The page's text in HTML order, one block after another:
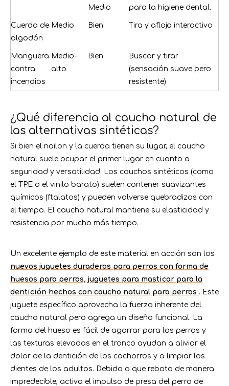
Medio
para la higiene dental.
Cuerda de
algodón
Medio Bien Tira y afloja interactivo
Manguera
contra
incendios
Medio-
alto
Bien
Buscar y tirar
(sensación suave pero
resistente)
¿Qué diferencia al caucho natural de
las alternativas sintéticas?
Si bien el nailon y la cuerda tienen su lugar, el caucho
natural suele ocupar el primer lugar en cuanto a
seguridad y versatilidad. Los cauchos sintéticos (como
el TPE o el vinilo barato) suelen contener suavizantes
químicos (ftalatos) y pueden volverse quebradizos con
el tiempo. El caucho natural mantiene su elasticidad y
resistencia por mucho más tiempo.
Un excelente ejemplo de este material en acción son los
nuevos juguetes duraderos para perros con forma de
huesos para perros, juguetes para masticar para la
dentición hechos con caucho natural para perros . Este
juguete específico aprovecha la fuerza inherente del
caucho natural pero agrega un diseño funcional. La
forma del hueso es fácil de agarrar para los perros y
las texturas elevadas en el tronco ayudan a aliviar el
dolor de la dentición de los cachorros y a limpiar los
dientes de los adultos. Debido a que rebota de manera
impredecible, activa el impulso de presa del perro de